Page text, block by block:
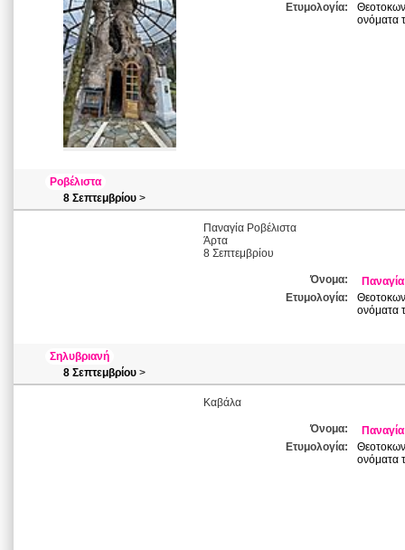
Ετυμολογία:
ονόματα
Ροβέλιστα
8 Σεπτεμβρίου >
Παναγία Ροβέλιστα
Άρτα
8 Σεπτεμβρίου
Όνομα:
Παναγία
Ετυμολογία:
ονόματα
Σηλυβριανή
8 Σεπτεμβρίου >
Καβάλα
Όνομα:
Παναγία
Ετυμολογία:
ονόματα